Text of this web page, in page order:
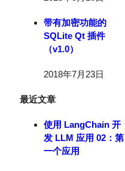
带有加密功能的
SQLite Qt 插件
（v1.0）
2018年7月23日
最近文章
使用 LangChain 开
发 LLM 应用 02：第
一个应用